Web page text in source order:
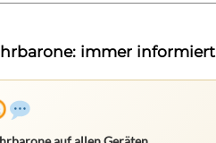
immer informiert